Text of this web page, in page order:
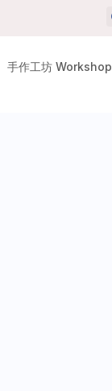
手作工坊 Workshop